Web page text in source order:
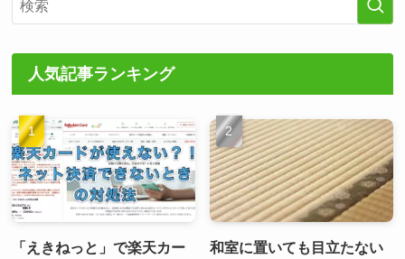
人気記事ランキング
「えきねっと」で楽天カー
和室に置いても目立たない